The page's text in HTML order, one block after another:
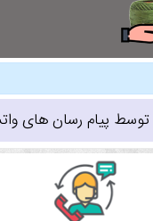
توسط پیام رسان های